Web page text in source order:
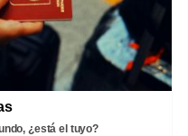
¿está el tuyo?